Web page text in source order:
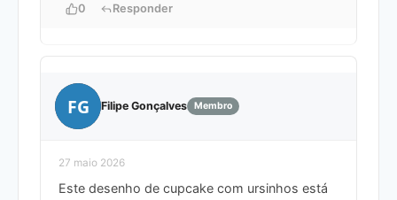
0 Responder
FG Filipe Gonçalves Membro
27 maio 2026
Este desenho de cupcake com ursinhos está